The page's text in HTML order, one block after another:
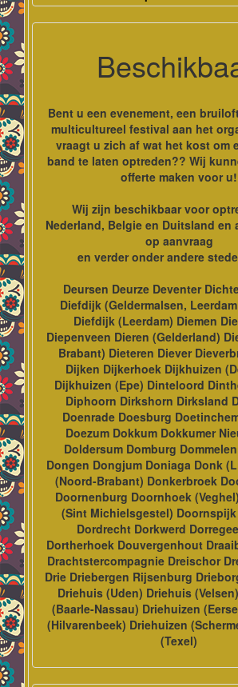
Bent u een evenement, een
multicultureel festival aan het
vraagt u zich af wat het kost om
band te laten optreden?? Wij
offerte maken voor u!
Wij zijn beschikbaar voor
Nederland, Belgie en Duitsland en
op aanvraag
en verder onder andere
Deursen Deurze Deventer
Diefdijk (Geldermalsen,
Diefdijk (Leerdam) Diemen
Diepenveen Dieren (Gelderland)
Brabant) Dieteren Diever
Dijken Dijkerhoek Dijkhuizen
Dijkhuizen (Epe) Dinteloord
Diphoorn Dirkshorn Dirksland
Doenrade Doesburg
Doezum Dokkum Dokkumer
Doldersum Domburg
Dongen Dongjum Doniaga Donk
(Noord-Brabant) Donkerbroek
Doornenburg Doornhoek
(Sint Michielsgestel)
Dordrecht Dorkwerd
Dortherhoek Douvergenhout
Drachtstercompagnie Dreischor
Drie Driebergen Rijsenburg
Driehuis (Uden) Driehuis
(Baarle-Nassau) Driehuizen
(Hilvarenbeek) Driehuizen
(Texel)